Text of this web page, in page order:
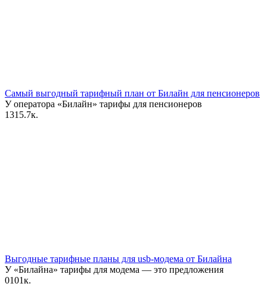
Самый выгодный тарифный план от Билайн для пенсионеров
У оператора «Билайн» тарифы для пенсионеров
1315.7к.
Выгодные тарифные планы для usb-модема от Билайна
У «Билайна» тарифы для модема — это предложения
0101к.